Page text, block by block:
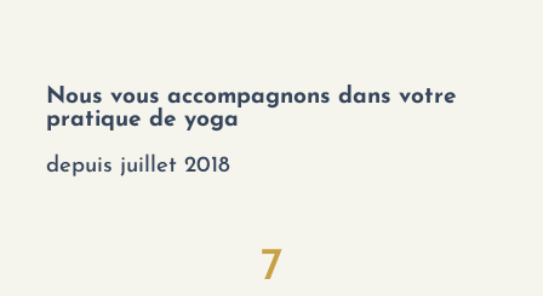
Nous vous accompagnons dans votre
pratique de yoga
depuis juillet 2018
7